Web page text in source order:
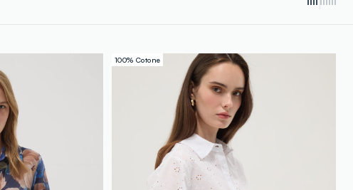
loyalty.guest.discoverpagelink
100% Cotone